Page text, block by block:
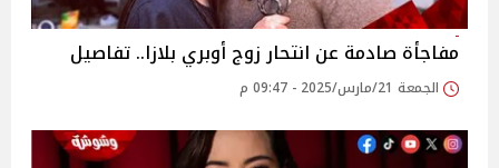
مفاجأة صادمة عن انتحار زوج أوبري بلازا.. تفاصيل
الجمعة 21/مارس/2025 - 09:47 م